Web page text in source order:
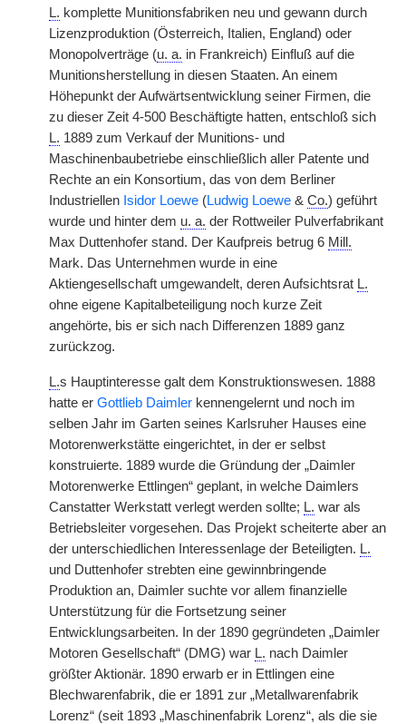
L. komplette Munitionsfabriken neu und gewann durch
Lizenzproduktion (Österreich, Italien, England) oder
Monopolverträge (u. a. in Frankreich) Einfluß auf die
Munitionsherstellung in diesen Staaten. An einem
Höhepunkt der Aufwärtsentwicklung seiner Firmen, die
zu dieser Zeit 4-500 Beschäftigte hatten, entschloß sich
L. 1889 zum Verkauf der Munitions- und
Maschinenbaubetriebe einschließlich aller Patente und
Rechte an ein Konsortium, das von dem Berliner
Industriellen Isidor Loewe (Ludwig Loewe & Co.) geführt
wurde und hinter dem u. a. der Rottweiler Pulverfabrikant
Max Duttenhofer stand. Der Kaufpreis betrug 6 Mill.
Mark. Das Unternehmen wurde in eine
Aktiengesellschaft umgewandelt, deren Aufsichtsrat L.
ohne eigene Kapitalbeteiligung noch kurze Zeit
angehörte, bis er sich nach Differenzen 1889 ganz
zurückzog.
L.s Hauptinteresse galt dem Konstruktionswesen. 1888
hatte er Gottlieb Daimler kennengelernt und noch im
selben Jahr im Garten seines Karlsruher Hauses eine
Motorenwerkstätte eingerichtet, in der er selbst
konstruierte. 1889 wurde die Gründung der „Daimler
Motorenwerke Ettlingen“ geplant, in welche Daimlers
Canstatter Werkstatt verlegt werden sollte; L. war als
Betriebsleiter vorgesehen. Das Projekt scheiterte aber an
der unterschiedlichen Interessenlage der Beteiligten. L.
und Duttenhofer strebten eine gewinnbringende
Produktion an, Daimler suchte vor allem finanzielle
Unterstützung für die Fortsetzung seiner
Entwicklungsarbeiten. In der 1890 gegründeten „Daimler
Motoren Gesellschaft“ (DMG) war L. nach Daimler
größter Aktionär. 1890 erwarb er in Ettlingen eine
Blechwarenfabrik, die er 1891 zur „Metallwarenfabrik
Lorenz“ (seit 1893 „Maschinenfabrik Lorenz“, als die sie